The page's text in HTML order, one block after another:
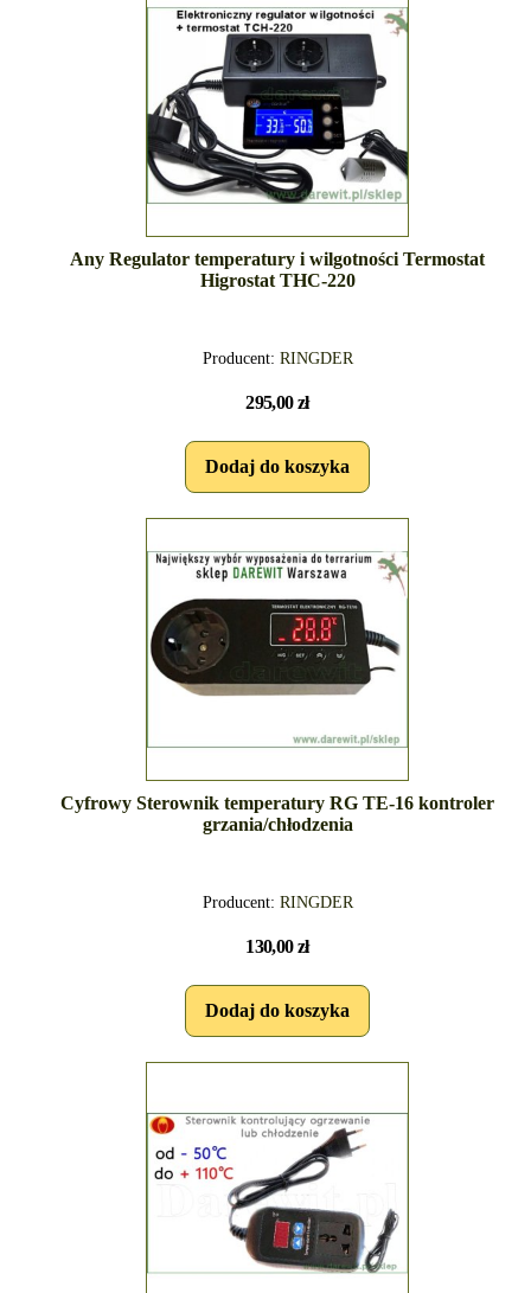
Any Regulator temperatury i wilgotności Termostat
Higrostat THC-220
Producent: RINGDER
295,00 zł
Cyfrowy Sterownik temperatury RG TE-16 kontroler
grzania/chłodzenia
Producent: RINGDER
130,00 zł